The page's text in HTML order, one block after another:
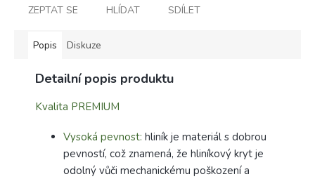
ZEPTAT SE HLÍDAT SDÍLET
Popis Diskuze
Detailní popis produktu
Kvalita PREMIUM
Vysoká pevnost: hliník je materiál s dobrou
pevností, což znamená, že hliníkový kryt je
odolný vůči mechanickému poškození a